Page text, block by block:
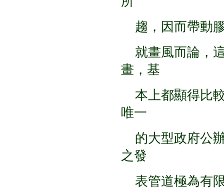
趨，因而帶動
就畫風而論，
畫，基
本上都顯得比
唯一
的大型政府公
之發
表管道極為有